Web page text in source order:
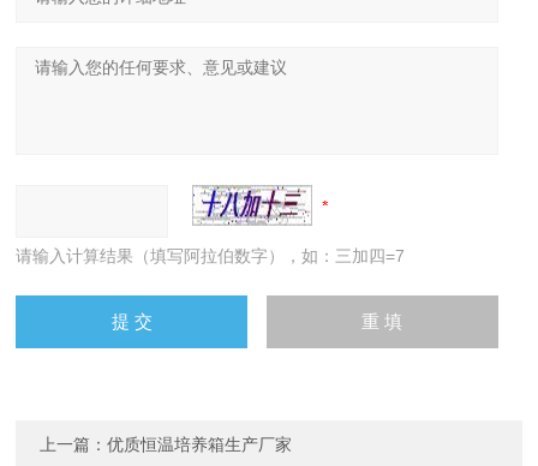
请输入计算结果（填写阿拉伯数字），如：三加四=7
上一篇：优质恒温培养箱生产厂家